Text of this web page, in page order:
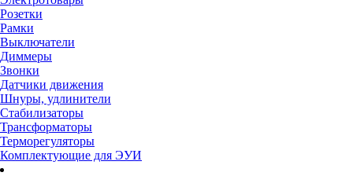
Розетки
Рамки
Выключатели
Диммеры
Звонки
Датчики движения
Шнуры, удлинители
Стабилизаторы
Трансформаторы
Терморегуляторы
Комплектующие для ЭУИ